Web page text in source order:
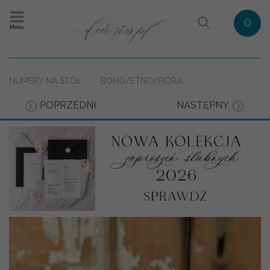
Menu 0
NUMERY NA STÓŁ BOHO/ETNO/PIÓRA
POPRZEDNI NASTĘPNY